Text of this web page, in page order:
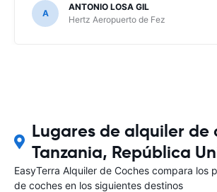
A
ANTONIO LOSA GIL
Hertz Aeropuerto de Fez
Lugares de alquiler de
Tanzania, República
EasyTerra Alquiler de Coches compara los
de coches en los siguientes destinos